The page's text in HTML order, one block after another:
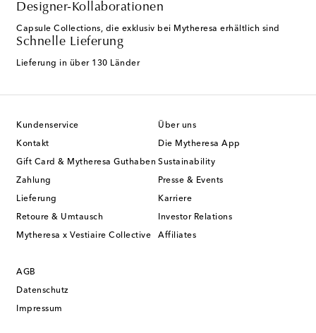
Designer-Kollaborationen
Capsule Collections, die exklusiv bei Mytheresa erhältlich sind
Schnelle Lieferung
Lieferung in über 130 Länder
Kundenservice
Kontakt
Gift Card & Mytheresa Guthaben
Zahlung
Lieferung
Retoure & Umtausch
Mytheresa x Vestiaire Collective
Über uns
Die Mytheresa App
Sustainability
Presse & Events
Karriere
Investor Relations
Affiliates
AGB
Datenschutz
Impressum